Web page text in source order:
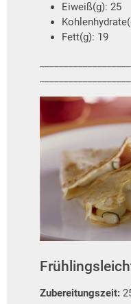
Eiweiß(g): 25
Fett(g): 19
Zubereitungszeit: